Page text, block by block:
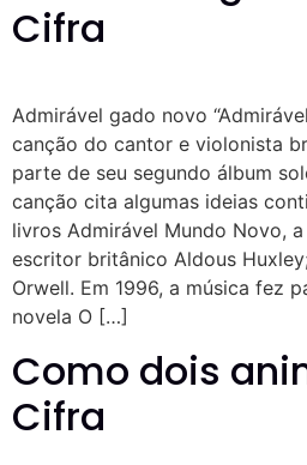
Cifra
Admirável gado novo
canção do cantor e violonista
parte de seu segundo álbum
canção cita algumas ideias
livros Admirável Mundo Novo,
escritor britânico Aldous
Orwell. Em 1996, a música fez
novela O […]
Como dois
Cifra